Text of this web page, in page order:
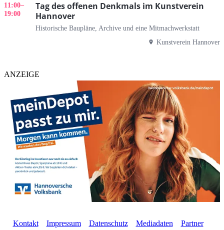
11:00–
19:00
Tag des offenen Denkmals im Kunstverein
Hannover
Historische Baupläne, Archive und eine Mitmachwerkstatt
Kunstverein Hannover
ANZEIGE
Kontakt Impressum Datenschutz Mediadaten Partner